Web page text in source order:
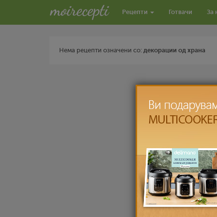
Рецепти Готвачи За
Нема рецепти означени со: декорации од храна